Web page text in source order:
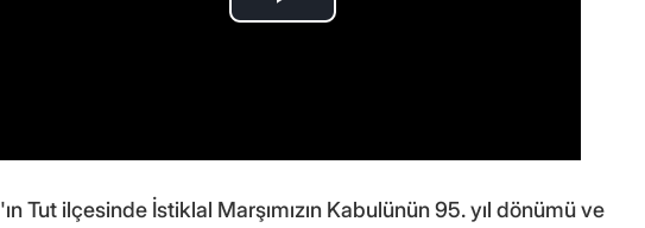
'ın Tut ilçesinde İstiklal Marşımızın Kabulünün 95. yıl dönümü ve